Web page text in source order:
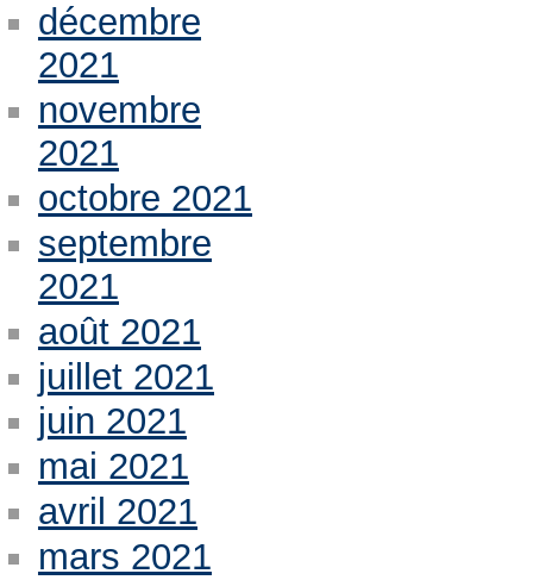
décembre
2021
novembre
2021
octobre 2021
septembre
2021
août 2021
juillet 2021
juin 2021
mai 2021
avril 2021
mars 2021